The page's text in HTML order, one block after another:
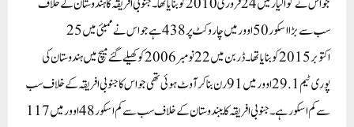
سب سے بڑا اسکور50 اوور میں چار وکٹ پر438 ہے جو اس نے ممبئی میں25
اکتوبر2015 کو بنایا تھا۔ڈربن میں22 نومبر2006 کو کھیلے گئے میچ میں ہندوستان کی
پوری ٹیم29.1 اوور میں91 رن بناکر آوٹ ہوئی تھی جو اس کا جنوبی افریقہ کے خلاف سب
سے کم اسکور ہے۔جنوبی افریقہ کا یبندوستان کے خلاف سب سے کم اسکور 48 اوور میں117